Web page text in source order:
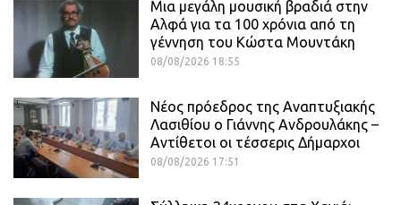
Μια μεγάλη μουσική βραδιά στην
Αλφά για τα 100 χρόνια από τη
γέννηση του Κώστα Μουντάκη
08/08/2026 18:55
Νέος πρόεδρος της Αναπτυξιακής
Λασιθίου ο Γιάννης Ανδρουλάκης –
Αντίθετοι οι τέσσερις Δήμαρχοι
08/08/2026 17:51